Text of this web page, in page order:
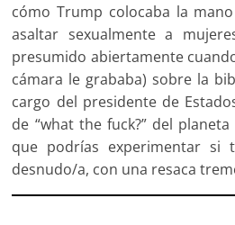
cómo Trump colocaba la
asaltar sexualmente a
presumido abiertamente
cámara le grababa) sobre la
cargo del presidente de
de “what the fuck?” del
que podrías experimentar si
desnudo/a, con una resaca